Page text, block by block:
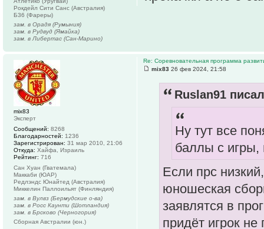
Рокдейл Сити Санс (Австралия)
Б36 (Фареры)
зам. в Орадя (Румыния)
зам. в Рудвуд (Ямайка)
зам. в Либертас (Сан-Марино)
Re: Соревновательная программа
mix83 26 фев 2024, 21:58
Ruslan91
Ну тут все
баллы с
Если прс
юношеская
заявлятся в
придёт игрок
mix83
Эксперт
Сообщений: 8268
Благодарностей: 1236
Зарегистрирован: 31 мар 2010, 21:06
Откуда: Хайфа, Израиль
Рейтинг: 716
Сан Хуан (Гватемала)
Маккаби (ЮАР)
Редлэндс Юнайтед (Австралия)
Миккелин Паллоильят (Финляндия)
зам. в Вулвз (Бермудские о-ва)
зам. в Росс Каунти (Шотландия)
зам. в Брсково (Черногория)
Сборная Австралии (юн.)